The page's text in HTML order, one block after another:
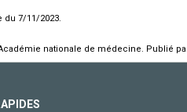
du 7/11/2023.
nationale de médecine. Publié